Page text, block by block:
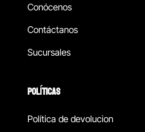
Conócenos
Contáctanos
Sucursales
POLÍTICAS
Política de devolucion